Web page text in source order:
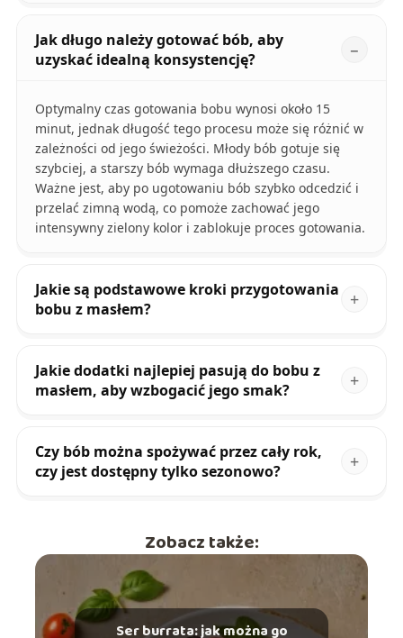
Jak długo należy gotować bób, aby
uzyskać idealną konsystencję?
Optymalny czas gotowania bobu wynosi około 15
minut, jednak długość tego procesu może się różnić w
zależności od jego świeżości. Młody bób gotuje się
szybciej, a starszy bób wymaga dłuższego czasu.
Ważne jest, aby po ugotowaniu bób szybko odcedzić i
przelać zimną wodą, co pomoże zachować jego
intensywny zielony kolor i zablokuje proces gotowania.
Jakie są podstawowe kroki przygotowania
bobu z masłem?
Jakie dodatki najlepiej pasują do bobu z
masłem, aby wzbogacić jego smak?
Czy bób można spożywać przez cały rok,
czy jest dostępny tylko sezonowo?
Zobacz także:
Ser burrata: jak można go